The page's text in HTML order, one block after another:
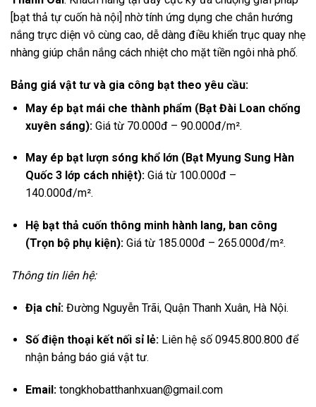
[bạt thả tự cuốn hà nội] nhờ tính ứng dụng che chắn hướng
nắng trực diện vô cùng cao, dễ dàng điều khiển trục quay nhẹ
nhàng giúp chắn nắng cách nhiệt cho mặt tiền ngôi nhà phố.
Bảng giá vật tư và gia công bạt theo yêu cầu:
May ép bạt mái che thành phẩm (Bạt Đài Loan chống
xuyên sáng):Giá từ 70.000đ – 90.000đ/m².
May ép bạt lượn sóng khổ lớn (Bạt Myung Sung Hàn
Quốc 3 lớp cách nhiệt):Giá từ 100.000đ –
140.000đ/m².
Hệ bạt thả cuốn thông minh hành lang, ban công
(Trọn bộ phụ kiện):Giá từ 185.000đ – 265.000đ/m².
Thông tin liên hệ:
Địa chỉ:Đường Nguyễn Trãi,Quận Thanh Xuân,Hà Nội.
Số điện thoại kết nối sỉ lẻ:Liên hệ số 0945.800.800 để
nhận bảng báo giá vật tư.
Email:tongkhobatthanhxuan@gmail.com